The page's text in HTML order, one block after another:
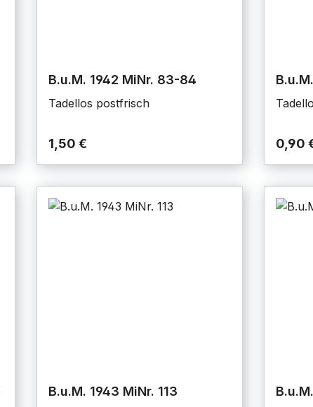
B.u.M. 1942 MiNr. 83-84
Tadellos postfrisch
1,50 € 0,90
B.u.M. 1943 MiNr. 113